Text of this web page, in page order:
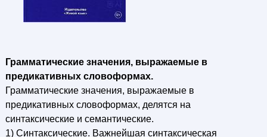
Грамматические значения, выражаемые в
предикативных словоформах.
Грамматические значения, выражаемые в
предикативных словоформах, делятся на
синтаксические и семантические.
1) Синтаксические. Важнейшая синтаксическая